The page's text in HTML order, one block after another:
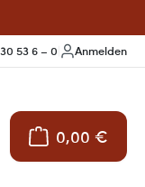
53 6 – 0 Anmelden
0,00 €
Warenkorb